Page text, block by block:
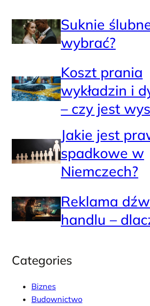
Suknie
wybrać?
Koszt prania
wykładzin i
– czy jest
Jakie jest
spadkowe w
Niemczech?
Reklama
handlu –
Categories
Biznes
Budownictwo